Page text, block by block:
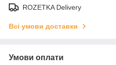
ROZETKA Delivery
Всі умови доставки
Умови оплати